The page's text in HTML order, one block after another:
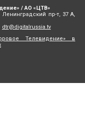
/ АО «ЦТВ»
пр-т, 37 А,
dtr@digitalrussia.tv
Телевидение» в